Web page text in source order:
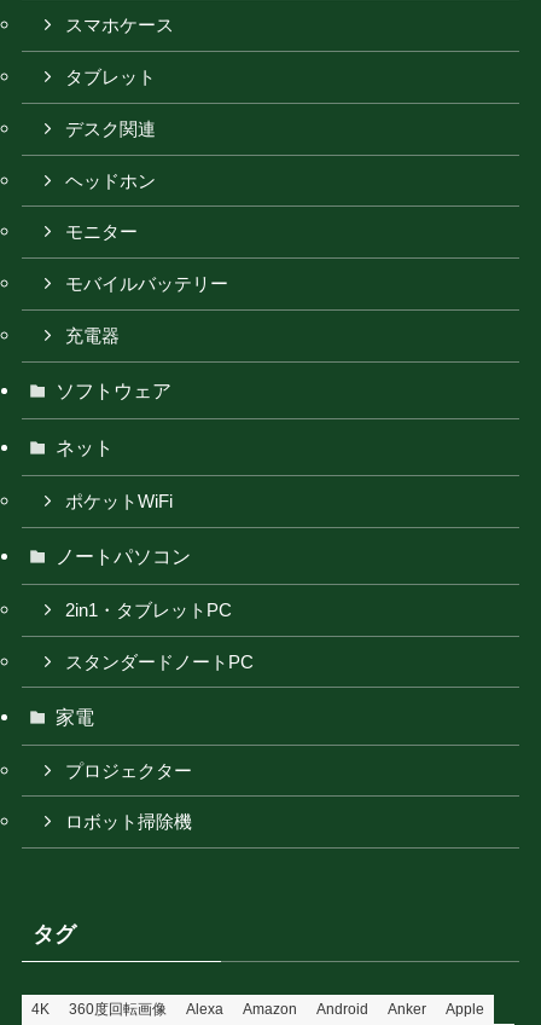
スマホケース
タブレット
デスク関連
ヘッドホン
モニター
モバイルバッテリー
充電器
ソフトウェア
ネット
ポケットWiFi
ノートパソコン
2in1・タブレットPC
スタンダードノートPC
家電
プロジェクター
ロボット掃除機
タグ
4K 360度回転画像 Alexa Amazon Android Anker Apple